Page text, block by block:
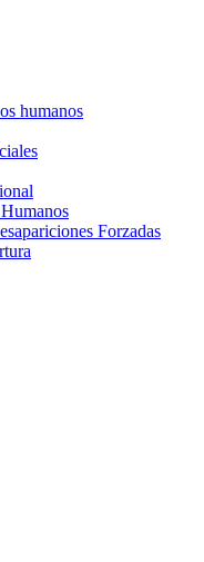
humanos
Forzadas